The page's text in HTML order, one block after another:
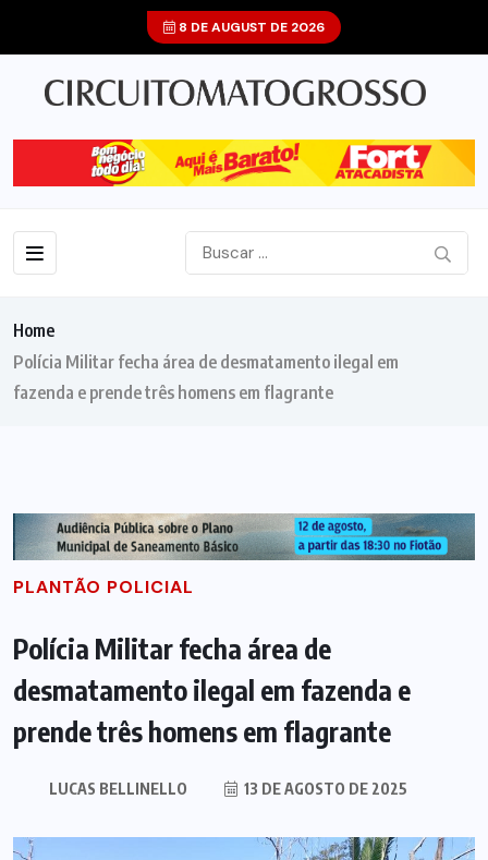
8 DE AUGUST DE 2026
Home
Polícia Militar fecha área de desmatamento ilegal em
fazenda e prende três homens em flagrante
PLANTÃO POLICIAL
Polícia Militar fecha área de
desmatamento ilegal em fazenda e
prende três homens em flagrante
LUCAS BELLINELLO 13 DE AGOSTO DE 2025